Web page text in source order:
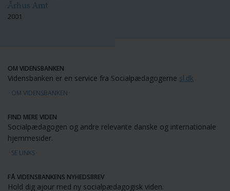
Århus Amt
2001
OM VIDENSBANKEN
Vidensbanken er en service fra Socialpædagogerne sl.dk
OM VIDENSBANKEN
FIND MERE VIDEN
Socialpædagogen og andre relevante danske og internationale
hjemmesider.
SE LINKS
FÅ VIDENSBANKENS NYHEDSBREV
Hold dig ajour med ny socialpædagogisk viden.